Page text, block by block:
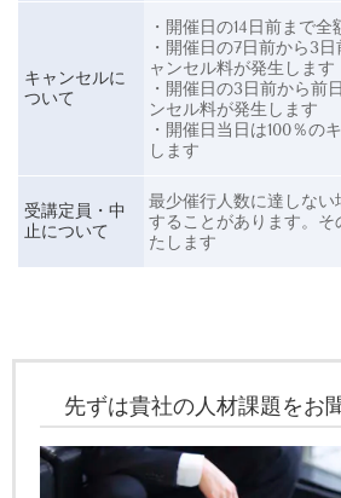
キャンセルに
ついて
・開催日の14日前まで全
・開催日の7日前から3
ャンセル料が発生します
・開催日の3日前から前
ンセル料が発生します
・開催日当日は100％の
します
受講定員・中
止について
最少催行人数に達しない
することがあります。そ
たします
先ずは貴社の人材課題をお